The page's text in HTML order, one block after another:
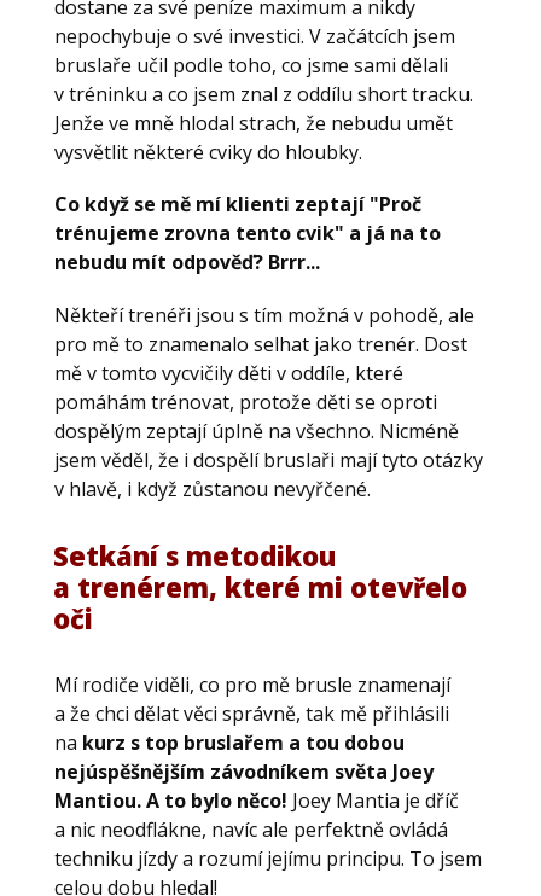
dostane za své peníze maximum a nikdy
nepochybuje o své investici. V začátcích jsem
bruslaře učil podle toho, co jsme sami dělali
v tréninku a co jsem znal z oddílu short tracku.
Jenže ve mně hlodal strach, že nebudu umět
vysvětlit některé cviky do hloubky.
Co když se mě mí klienti zeptají "Proč
trénujeme zrovna tento cvik" a já na to
nebudu mít odpověď? Brrr...
Někteří trenéři jsou s tím možná v pohodě, ale
pro mě to znamenalo selhat jako trenér. Dost
mě v tomto vycvičily děti v oddíle, které
pomáhám trénovat, protože děti se oproti
dospělým zeptají úplně na všechno. Nicméně
jsem věděl, že i dospělí bruslaři mají tyto otázky
v hlavě, i když zůstanou nevyřčené.
Setkání s metodikou
a trenérem, které mi otevřelo
oči
Mí rodiče viděli, co pro mě brusle znamenají
a že chci dělat věci správně, tak mě přihlásili
na kurz s top bruslařem a tou dobou
nejúspěšnějším závodníkem světa Joey
Mantiou. A to bylo něco! Joey Mantia je dříč
a nic neodflákne, navíc ale perfektně ovládá
techniku jízdy a rozumí jejímu principu. To jsem
celou dobu hledal!